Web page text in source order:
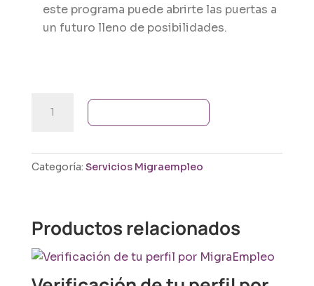
este programa puede abrirte las puertas a
un futuro lleno de posibilidades.
Autorización
Temporal
cantidad
Categoría: Servicios Migraempleo
Productos relacionados